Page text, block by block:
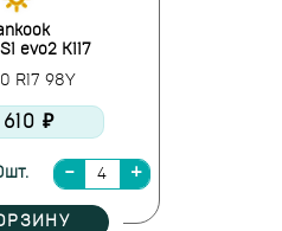
evo2 K117
R17 98Y
610 ₽